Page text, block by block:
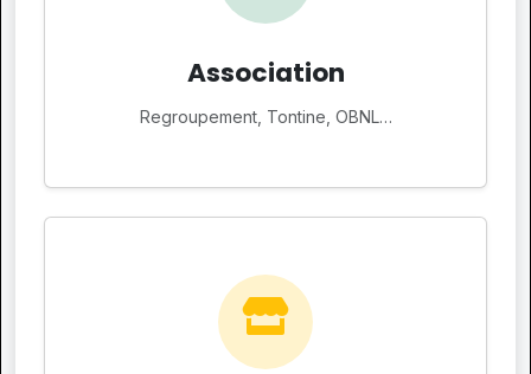
Association
Regroupement, Tontine, OBNL…